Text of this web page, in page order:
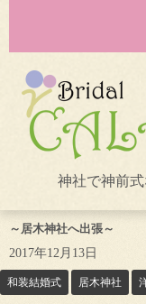
神社で神前
～居木神社へ出張～
2017年12月13日
和装結婚式 居木神社